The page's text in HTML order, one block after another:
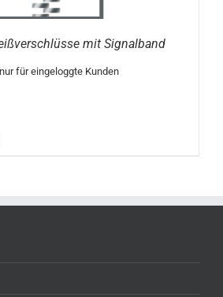
mit Signalband
für eingeloggte Kunden